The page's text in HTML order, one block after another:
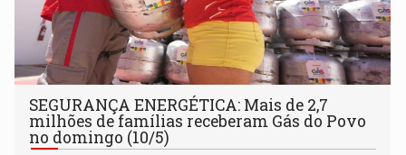
SEGURANÇA ENERGÉTICA: Mais de 2,7
milhões de famílias receberam Gás do Povo
no domingo (10/5)